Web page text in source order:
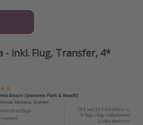
inkl. Flug, Transfer, 4*